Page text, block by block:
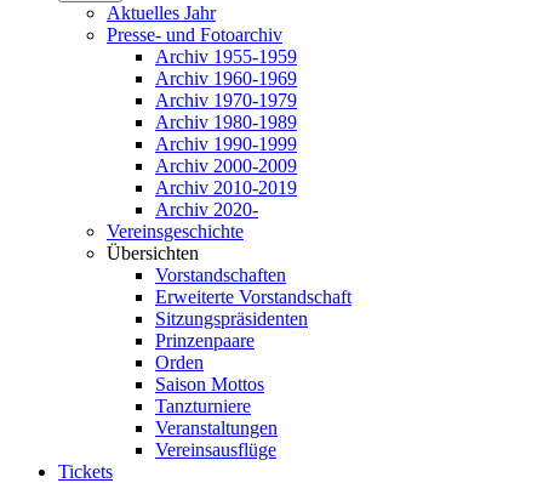
Aktuelles Jahr
Presse- und Fotoarchiv
Archiv 1955-1959
Archiv 1960-1969
Archiv 1970-1979
Archiv 1980-1989
Archiv 1990-1999
Archiv 2000-2009
Archiv 2010-2019
Archiv 2020-
Vereinsgeschichte
Übersichten
Vorstandschaften
Erweiterte Vorstandschaft
Sitzungspräsidenten
Prinzenpaare
Orden
Saison Mottos
Tanzturniere
Veranstaltungen
Vereinsausflüge
Tickets